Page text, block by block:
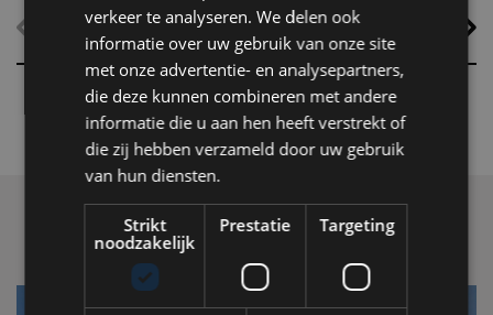
hele jaar geopend, waardoor gasten zelfs midden in de zomer
kunnen overnachten in met de hand uit ijs vervaardigde Art Suites.
verkeer te analyseren. We delen ook
informatie over uw gebruik van onze site
met onze advertentie- en analysepartners,
die deze kunnen combineren met andere
informatie die u aan hen heeft verstrekt of
die zij hebben verzameld door uw gebruik
van hun diensten.
Strikt
noodzakelijk
Prestatie Targeting